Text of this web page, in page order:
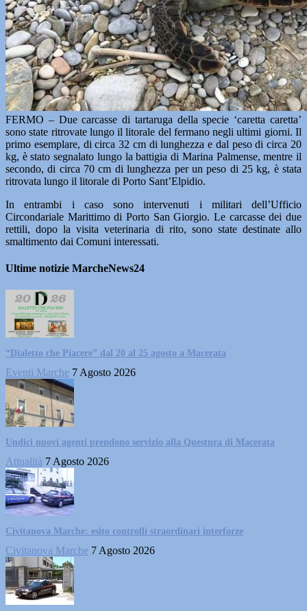
FERMO – Due carcasse di tartaruga della specie ‘caretta caretta’
sono state ritrovate lungo il litorale del fermano negli ultimi giorni. Il
primo esemplare, di circa 32 cm di lunghezza e dal peso di circa 20
kg, è stato segnalato lungo la battigia di Marina Palmense, mentre il
secondo, di circa 70 cm di lunghezza per un peso di 25 kg, è stata
ritrovata lungo il litorale di Porto Sant’Elpidio.
In entrambi i caso sono intervenuti i militari dell’Ufficio
Circondariale Marittimo di Porto San Giorgio. Le carcasse dei due
rettili, dopo la visita veterinaria di rito, sono state destinate allo
smaltimento dai Comuni interessati.
Ultime notizie MarcheNews24
“Dialetto che Piacere” dal 20 al 25 agosto a Macerata
Eventi Marche 7 Agosto 2026
Undici nuovi agenti prendono servizio alla Questura di Macerata
Attualità 7 Agosto 2026
Civitanova Marche: esito controlli straordinari interforze
Civitanova Marche 7 Agosto 2026